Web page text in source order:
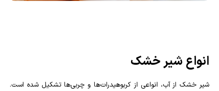
انواع شیر خشک
شیر خشک از آب، انواعی از کربوهیدرات‌ها و چربی‌ها تشکیل شده است.